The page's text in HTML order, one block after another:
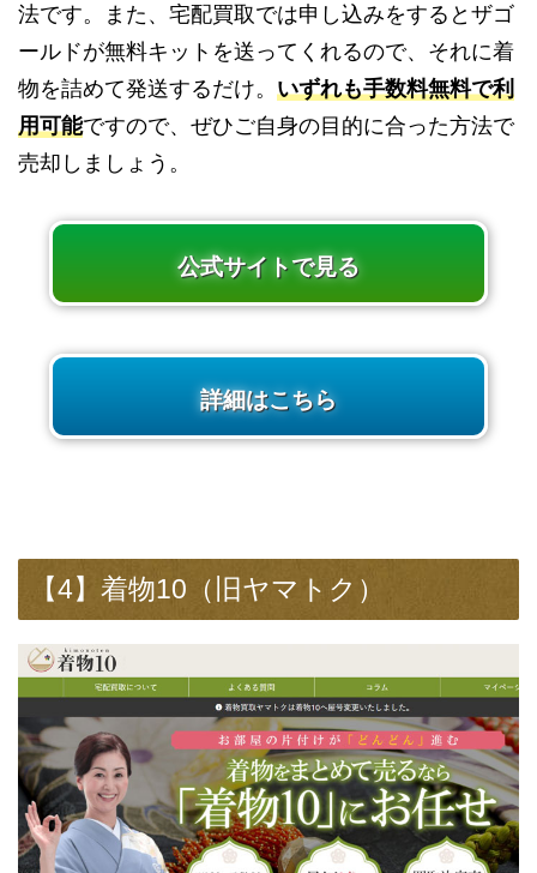
法です。また、宅配買取では申し込みをするとザゴ
ールドが無料キットを送ってくれるので、それに着
物を詰めて発送するだけ。 いずれも手数料無料で利
用可能ですので、ぜひご自身の目的に合った方法で
売却しましょう。
公式サイトで見る
詳細はこちら
【4】着物10（旧ヤマトク）